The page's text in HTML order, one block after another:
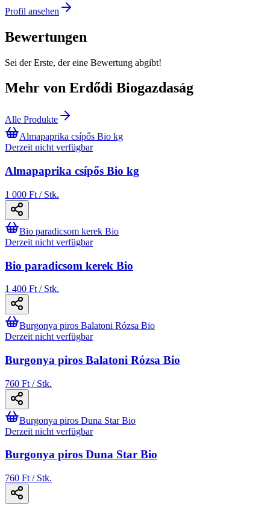
Profil ansehen
Bewertungen
Sei der Erste, der eine Bewertung abgibt!
Mehr von Erdődi Biogazdaság
Alle Produkte
Almapaprika csípős Bio kg
Derzeit nicht verfügbar
Almapaprika csípős Bio kg
1 000 Ft / Stk.
Bio paradicsom kerek Bio
Derzeit nicht verfügbar
Bio paradicsom kerek Bio
1 400 Ft / Stk.
Burgonya piros Balatoni Rózsa Bio
Derzeit nicht verfügbar
Burgonya piros Balatoni Rózsa Bio
760 Ft / Stk.
Burgonya piros Duna Star Bio
Derzeit nicht verfügbar
Burgonya piros Duna Star Bio
760 Ft / Stk.